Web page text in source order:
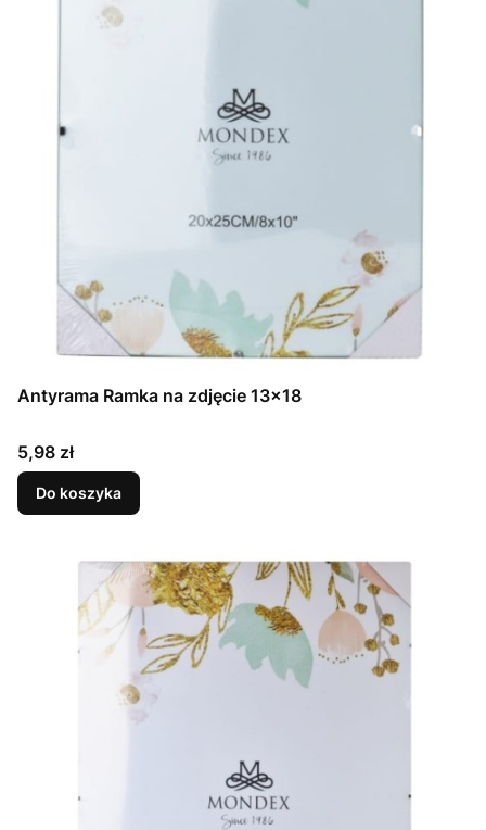
Antyrama Ramka na zdjęcie 13x18
Cena
5,98 zł
Do koszyka